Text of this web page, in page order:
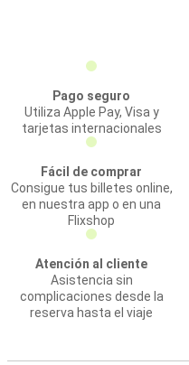
Pago seguro
Utiliza Apple Pay, Visa y
tarjetas internacionales
Fácil de comprar
Consigue tus billetes online,
en nuestra app o en una
Flixshop
Atención al cliente
Asistencia sin
complicaciones desde la
reserva hasta el viaje